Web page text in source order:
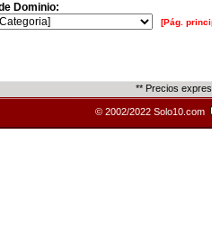
Dominio:
[Pág.
** Precios
© 2002/2022 Solo10.com